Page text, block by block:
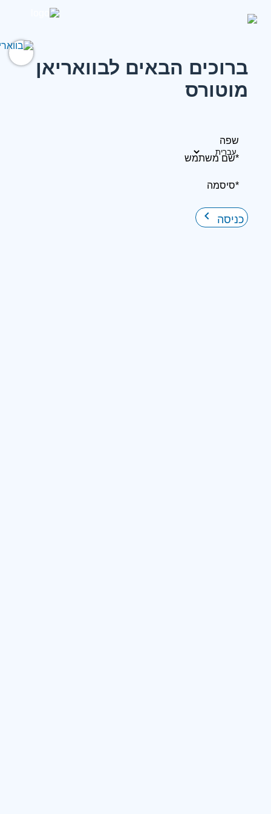
ברוכים הבאים לבוואריאן
מוטורס
שפה
*שם משתמש
*סיסמה
כניסה keyboard_arrow_right